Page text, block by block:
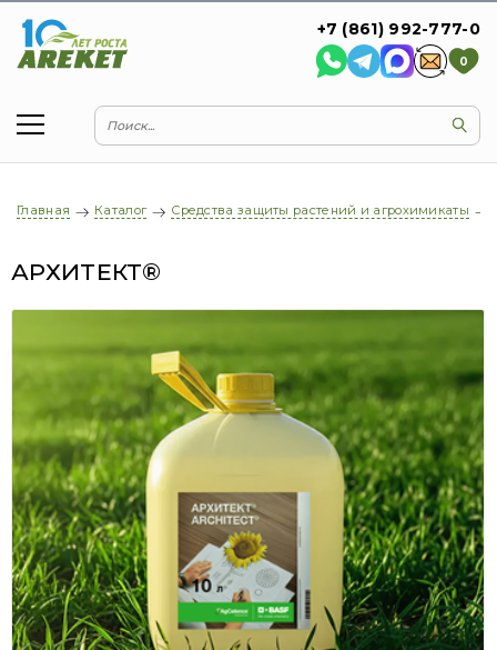
+7 (861) 992-777-0
0
Главная Каталог Средства защиты растений и агрохимикаты
АРХИТЕКТ®